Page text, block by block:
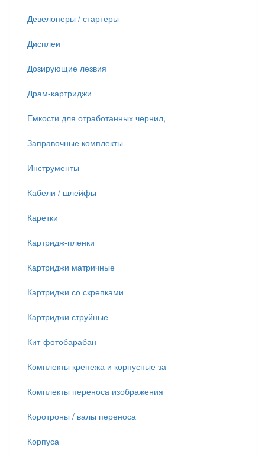
Девелоперы / стартеры
Дисплеи
Дозирующие лезвия
Драм-картриджи
Емкости для отработанных чернил,
Заправочные комплекты
Инструменты
Кабели / шлейфы
Каретки
Картридж-пленки
Картриджи матричные
Картриджи со скрепками
Картриджи струйные
Кит-фотобарабан
Комплекты крепежа и корпусные за
Комплекты переноса изображения
Коротроны / валы переноса
Корпуса